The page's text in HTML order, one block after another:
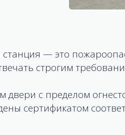
— это
строгим
двери с пределом
сертификатом